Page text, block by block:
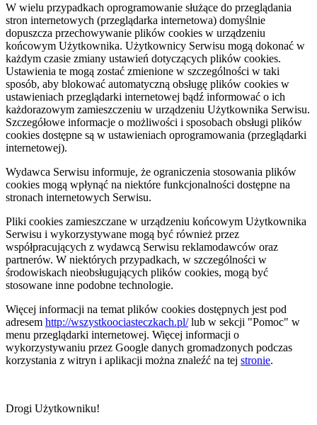
W wielu przypadkach oprogramowanie służące do przeglądania
stron internetowych (przeglądarka internetowa) domyślnie
dopuszcza przechowywanie plików cookies w urządzeniu
końcowym Użytkownika. Użytkownicy Serwisu mogą dokonać w
każdym czasie zmiany ustawień dotyczących plików cookies.
Ustawienia te mogą zostać zmienione w szczególności w taki
sposób, aby blokować automatyczną obsługę plików cookies w
ustawieniach przeglądarki internetowej bądź informować o ich
każdorazowym zamieszczeniu w urządzeniu Użytkownika Serwisu.
Szczegółowe informacje o możliwości i sposobach obsługi plików
cookies dostępne są w ustawieniach oprogramowania (przeglądarki
internetowej).
Wydawca Serwisu informuje, że ograniczenia stosowania plików
cookies mogą wpłynąć na niektóre funkcjonalności dostępne na
stronach internetowych Serwisu.
Pliki cookies zamieszczane w urządzeniu końcowym Użytkownika
Serwisu i wykorzystywane mogą być również przez
współpracujących z wydawcą Serwisu reklamodawców oraz
partnerów. W niektórych przypadkach, w szczególności w
środowiskach nieobsługujących plików cookies, mogą być
stosowane inne podobne technologie.
Więcej informacji na temat plików cookies dostępnych jest pod
adresem http://wszystkoociasteczkach.pl/lub w sekcji "Pomoc" w
menu przeglądarki internetowej. Więcej informacji o
wykorzystywaniu przez Google danych gromadzonych podczas
korzystania z witryn i aplikacji można znaleźć na tej stronie.
Drogi Użytkowniku!